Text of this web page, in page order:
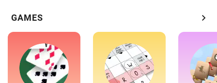
GAMES chevron_right